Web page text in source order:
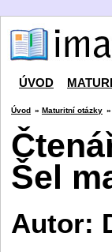
ÚVOD
Úvod » Maturitní otázky »
Šel
Autor: